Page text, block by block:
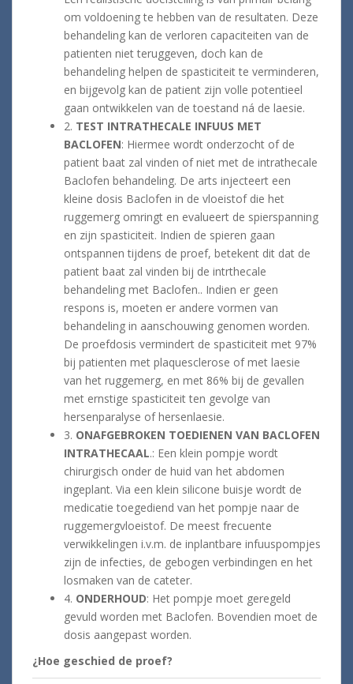
om voldoening te hebben van de resultaten. Deze
behandeling kan de verloren capaciteiten van de
patienten niet teruggeven, doch kan de
behandeling helpen de spasticiteit te verminderen,
en bijgevolg kan de patient zijn volle potentieel
gaan ontwikkelen van de toestand ná de laesie.
2. TEST INTRATHECALE INFUUS MET
BACLOFEN: Hiermee wordt onderzocht of de
patient baat zal vinden of niet met de intrathecale
Baclofen behandeling. De arts injecteert een
kleine dosis Baclofen in de vloeistof die het
ruggemerg omringt en evalueert de spierspanning
en zijn spasticiteit. Indien de spieren gaan
ontspannen tijdens de proef, betekent dit dat de
patient baat zal vinden bij de intrthecale
behandeling met Baclofen.. Indien er geen
respons is, moeten er andere vormen van
behandeling in aanschouwing genomen worden.
De proefdosis vermindert de spasticiteit met 97%
bij patienten met plaquesclerose of met laesie
van het ruggemerg, en met 86% bij de gevallen
met ernstige spasticiteit ten gevolge van
hersenparalyse of hersenlaesie.
3. ONAFGEBROKEN TOEDIENEN VAN BACLOFEN
INTRATHECAAL.: Een klein pompje wordt
chirurgisch onder de huid van het abdomen
ingeplant. Via een klein silicone buisje wordt de
medicatie toegediend van het pompje naar de
ruggemergvloeistof. De meest frecuente
verwikkelingen i.v.m. de inplantbare infuuspompjes
zijn de infecties, de gebogen verbindingen en het
losmaken van de cateter.
4. ONDERHOUD: Het pompje moet geregeld
gevuld worden met Baclofen. Bovendien moet de
dosis aangepast worden.
¿Hoe geschied de proef?